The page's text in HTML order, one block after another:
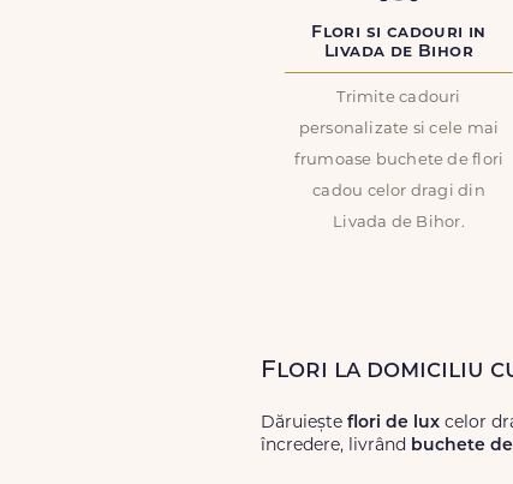
Flori si cadouri in
Livada de Bihor
Trimite cadouri
personalizate si cele mai
frumoase buchete de flori
cadou celor dragi din
Livada de Bihor.
Flori la domiciliu
Dăruiește flori de lux celor
încredere, livrând buchete